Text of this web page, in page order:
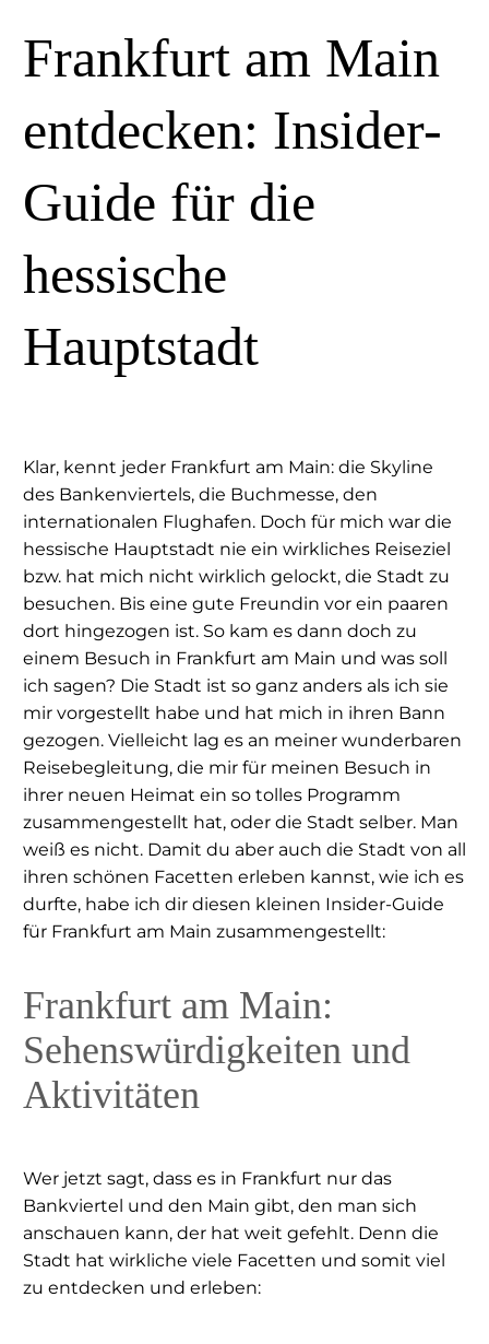
Frankfurt am Main
entdecken: Insider-
Guide für die
hessische
Hauptstadt
Klar, kennt jeder Frankfurt am Main: die Skyline
des Bankenviertels, die Buchmesse, den
internationalen Flughafen. Doch für mich war die
hessische Hauptstadt nie ein wirkliches Reiseziel
bzw. hat mich nicht wirklich gelockt, die Stadt zu
besuchen. Bis eine gute Freundin vor ein paaren
dort hingezogen ist. So kam es dann doch zu
einem Besuch in Frankfurt am Main und was soll
ich sagen? Die Stadt ist so ganz anders als ich sie
mir vorgestellt habe und hat mich in ihren Bann
gezogen. Vielleicht lag es an meiner wunderbaren
Reisebegleitung, die mir für meinen Besuch in
ihrer neuen Heimat ein so tolles Programm
zusammengestellt hat, oder die Stadt selber. Man
weiß es nicht. Damit du aber auch die Stadt von all
ihren schönen Facetten erleben kannst, wie ich es
durfte, habe ich dir diesen kleinen Insider-Guide
für Frankfurt am Main zusammengestellt:
Frankfurt am Main:
Sehenswürdigkeiten und
Aktivitäten
Wer jetzt sagt, dass es in Frankfurt nur das
Bankviertel und den Main gibt, den man sich
anschauen kann, der hat weit gefehlt. Denn die
Stadt hat wirkliche viele Facetten und somit viel
zu entdecken und erleben: